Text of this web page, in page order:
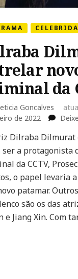
da
Goncalves
de 2022
Dilraba Dilmurat
ser a protagonista
da CCTV,
o papel levaria
patamar.
são os das
e Jiang Xin. Com